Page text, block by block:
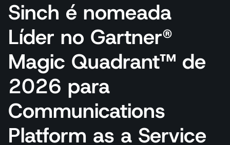
Sinch é nomeada
Líder no Gartner®
Magic Quadrant™ de
2026 para
Communications
Platform as a Service